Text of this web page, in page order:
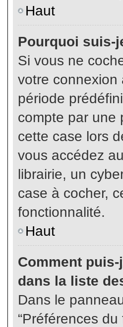
Haut
Pourquoi suis-
Si vous ne
votre connexion
période
compte par une
cette case lors
vous accédez
librairie, un
case à cocher,
fonctionnalité.
Haut
Comment
dans la liste
Dans le
“Préférences